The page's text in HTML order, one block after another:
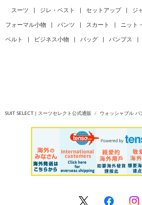
スーツ ジレ・ベスト セットアップ ジ
フォーマル小物 パンツ スカート ニット
ベルト ビジネス小物 バッグ パンプス
SUIT SELECT | スーツセレクト公式通販 ウォッシャブル パ